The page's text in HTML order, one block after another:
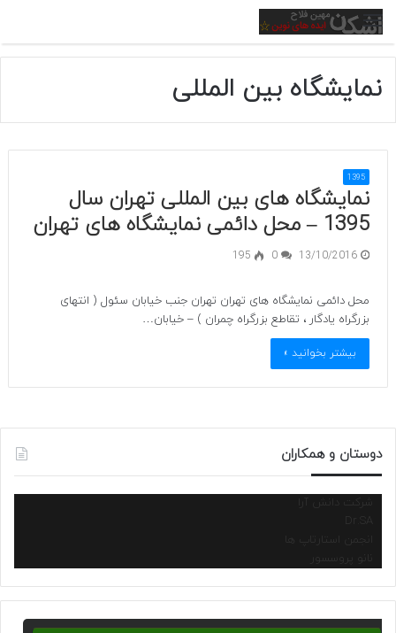
منو
نمایشگاه بین المللی
1395
نمایشگاه های بین المللی تهران سال
1395 – محل دائمی نمایشگاه های تهران
13/10/2016
0
195
محل دائمی نمایشگاه های تهران تهران جنب خیابان سئول ( انتهای
بزرگراه یادگار ، تقاطع بزرگراه چمران ) – خیابان…
بیشتر بخوانید »
دوستان و همکاران
شرکت دانش آرا
انجمن استارتاپ ها
نانو پروسسور